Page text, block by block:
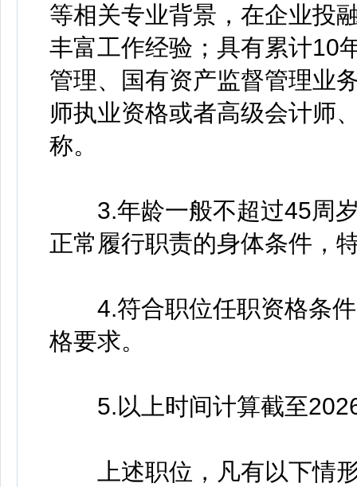
等相关专业背景，在企业投
丰富工作经验；具有累计10
管理、国有资产监督管理业
师执业资格或者高级会计师
称。
3.年龄一般不超过45周岁
正常履行职责的身体条件，
4.符合职位任职资格条件
格要求。
5.以上时间计算截至
上述职位，凡有以下情形